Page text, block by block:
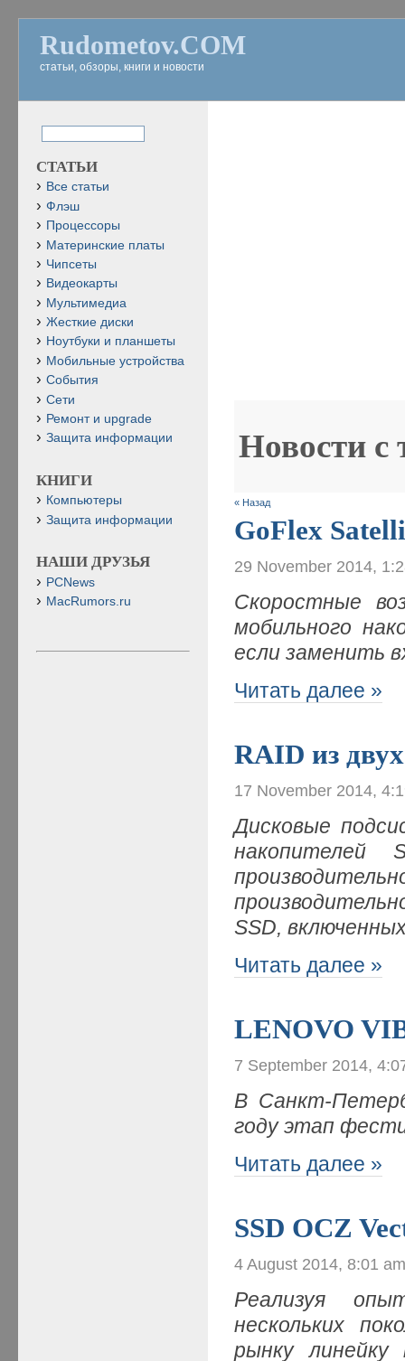
Rudometov.COM
статьи, обзоры, книги и новости
Новости с
« Назад
GoFlex
29 November 2014,
Скоростные
мобильного
если заменить
Читать далее »
RAID из
17 November 2014,
Дисковые
накопителей
SSD,
Читать далее »
LENOVO
7 September 2014,
В Санкт-
году этап
Читать далее »
SSD OCZ
4 August 2014, 8:01
Реализуя
нескольких
рынку
СТАТЬИ
Все статьи
Флэш
Процессоры
Материнские платы
Чипсеты
Видеокарты
Мультимедиа
Жесткие диски
Ноутбуки и планшеты
Мобильные устройства
События
Сети
Ремонт и upgrade
Защита информации
КНИГИ
Компьютеры
Защита информации
НАШИ ДРУЗЬЯ
PCNews
MacRumors.ru